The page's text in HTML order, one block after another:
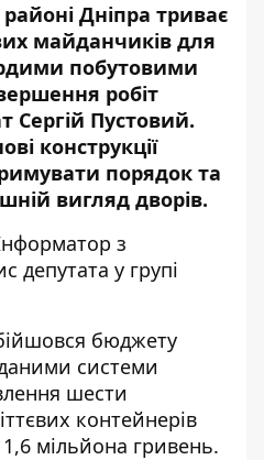
Дніпра триває
майданчиків для
побутовими
робіт
Сергій Пустовий.
конструкції
порядок та
вигляд дворів.
з
депутата у групі
бюджету
системи
шести
контейнерів
мільйона гривень.